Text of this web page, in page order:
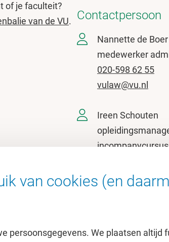
of je faculteit?
van de VU. Contactpersoon
Nannette de Boer
medewerker
020-598 62 55
vulaw@vu.nl
Ireen Schouten
i.schouten@vu.nl
van cookies (en
persoonsgegevens. We plaatsen altijd